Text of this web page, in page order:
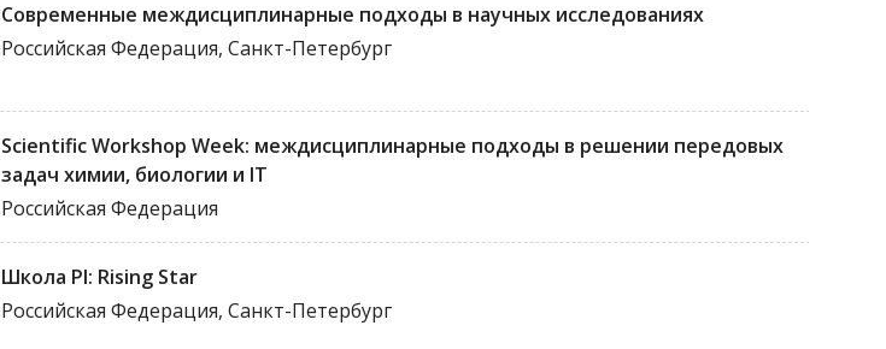
Современные междисциплинарные подходы в научных исследованиях
Российская Федерация, Санкт-Петербург
Scientific Workshop Week: междисциплинарные подходы в решении передовых
задач химии, биологии и IT
Российская Федерация
Школа PI: Rising Star
Российская Федерация, Санкт-Петербург